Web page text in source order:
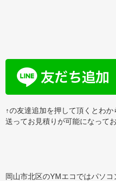
↑の友達追加を押して頂くとわ
送ってお見積りが可能になってお
岡山市北区のYMエコではパソ